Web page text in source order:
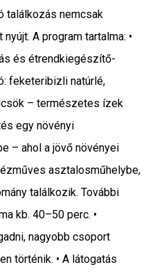
találkozás nemcsak
A program tartalma: •
és étrendkiegészítő-
feketeribizli natúrlé,
– természetes ízek
egy növényi
– ahol a jövő növényei
asztalosműhelybe,
találkozik. További
kb. 40–50 perc. •
nagyobb csoport
történik. • A látogatás